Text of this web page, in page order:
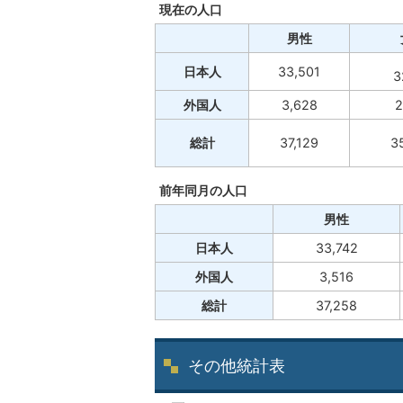
現在の人口
男性
日本人 33,501
外国人
3,628
総計 37,129
前年同月の人口
男性
日本人
33,742
外国人
3,516
総計
37,258
その他統計表